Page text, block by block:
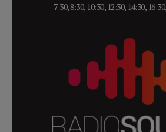
7:30, 8:30, 10:30, 12:30, 14:30,